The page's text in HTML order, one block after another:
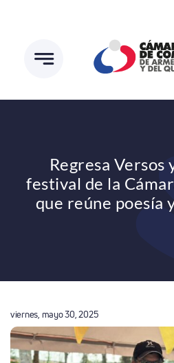
contenido
Regresa Versos
festival de la
que reúne poesía
viernes, mayo 30, 2025